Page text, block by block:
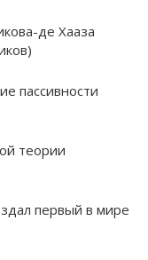
де Хааза
пассивности
теории
первый в мире